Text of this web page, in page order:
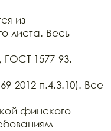
из
листа. Весь
ГОСТ 1577-93.
2012 п.4.3.10). Все
финского